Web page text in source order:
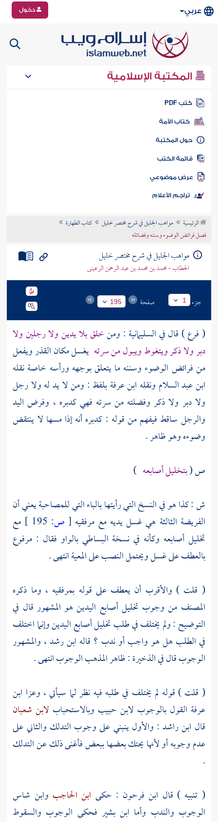
عربي دخول
المكتبة الإسلامية
كتب PDF
كتاب الأمة
المكتبة
الكتب
موضوعي
تراجم الأعلام
الرئيسية مواهب الجليل في شرح مختصر خليل
كتاب الطهارة
فصل فرائض الوضوء وسننه وفضائله
مواهب الجليل في شرح مختصر خليل
الحطاب - محمد بن محمد بن عبد الرحمن الرعينى
جزء 1 صفحة 195
( فرع ) قال في السليمانية : ومنخلق بلا يدين ولا رجلين ولا
دبر ولا ذكر ويتغوط ويبول من سرته يغسل مكان القذر ويفعل
من فرائض الوضوء وسننه ما يتعلق بوجهه ورأسه خاصة نقله
ابن عبد السلام ونقله ابن عرفةبلفظ : ومن لا يد له ولا رجل
ولا دبر ولا ذكر وفضلته من سرته فهي كدبره ، وفرض اليد
والرجل ساقط فيفهم من قوله : كدبره أنه إذا مسها لا ينتقض
وضوءه وهو ظاهر .
ص (بتخليل أصابعه )
ش : كذا هو في النسخ التي رأيتها بالباء التي للمصاحبة يعني أن
الفريضة الثالثة هي غسل يديه مع مرفقيه [ ص:
مع
تخليل أصابعه وكأنه في نسخة البساطيبالواو فقال : مرفوع
بالعطف على غسل ويحتمل النصب على المعية انتهى .
( قلت ) والأقرب أن يعطف على قوله بمرفقيه ، وما ذكره
المصنف من وجوب تخليل أصابع اليدين هو المشهور قال في
التوضيح : ولم يختلف في طلب تخليل أصابع اليدين وإنما اختلف
في الطلب هل هو واجب أو ندب ؟ قاله ابن رشد، والمشهور
الوجوب قال في الذخيرة : ظاهر المذهب الوجوب انتهى .
( قلت) قوله لم يختلف في طلبه فيه نظر لما سيأتي ، وعزا ابن
عرفة القول بالوجوب لابن حبيب وبالاستحباب لابن شعبان
قال ابن راشد : والأول ينبني على وجوب التدلك والثاني على
عدم وجوبه أو لأنها يحتك بعضها ببعض فأغنى ذلك عن التدلك
.
( تنبيه ) قال ابن فرحون : حكى ابن الحاجب وابن شاس
الوجوب والندب وأما ابن بشير فحكى الوجوب والسقوط